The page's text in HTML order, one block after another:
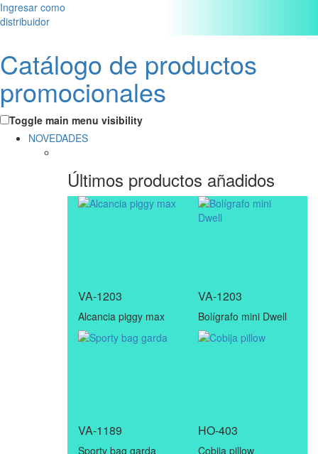
Ingresar como
distribuidor
Catálogo de productos
promocionales
Toggle main menu visibility
NOVEDADES
Últimos productos añadidos
VA-1203
Alcancia piggy max
VA-1203
Bolígrafo mini Dwell
VA-1189
Sporty bag garda
HO-403
Cobija pillow